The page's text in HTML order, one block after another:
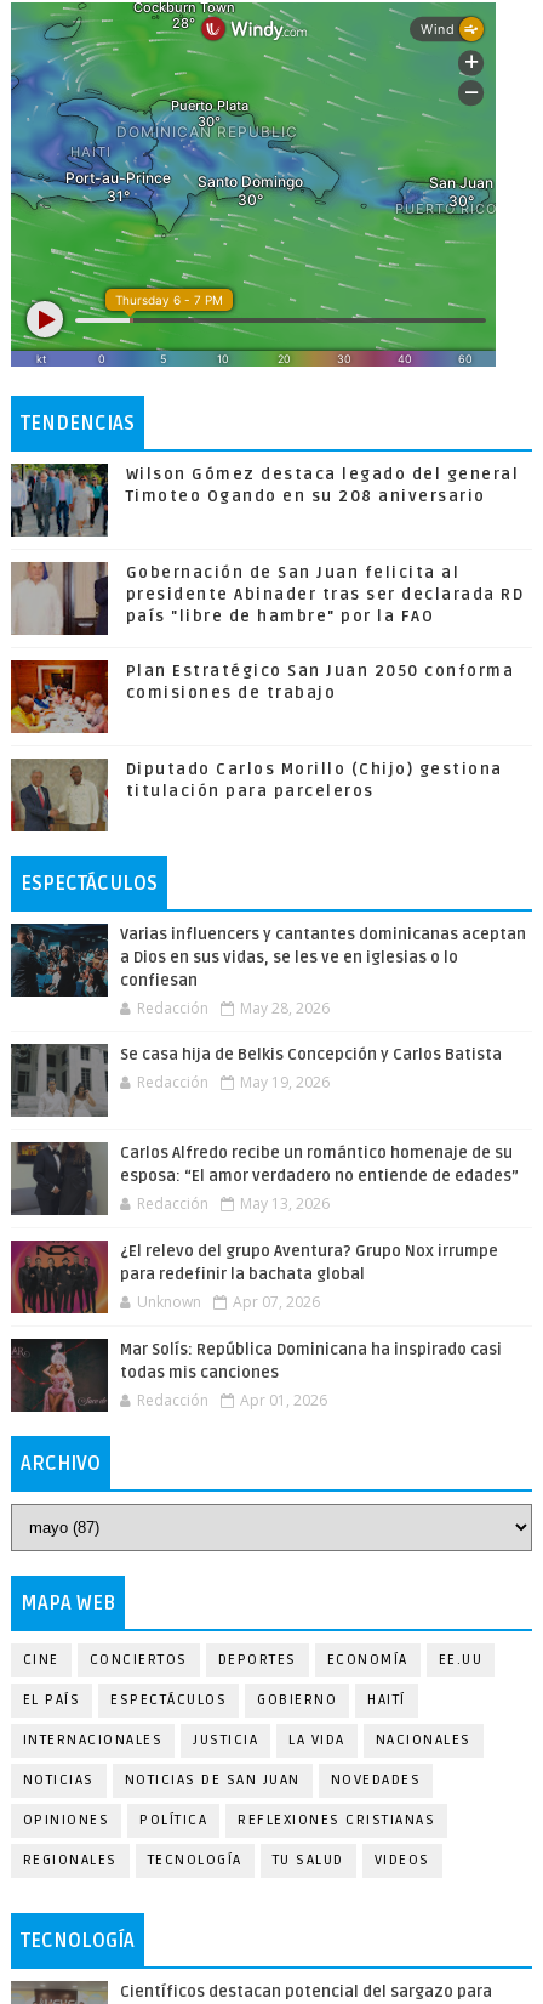
TENDENCIAS
Wilson Gómez destaca legado del general
Timoteo Ogando en su 208 aniversario
Gobernación de San Juan felicita al
presidente Abinader tras ser declarada RD
país "libre de hambre" por la FAO
Plan Estratégico San Juan 2050 conforma
comisiones de trabajo
Diputado Carlos Morillo (Chijo) gestiona
titulación para parceleros
ESPECTÁCULOS
Varias influencers y cantantes dominicanas aceptan
a Dios en sus vidas, se les ve en iglesias o lo
confiesan
Redacción May 28, 2026
Se casa hija de Belkis Concepción y Carlos Batista
Redacción May 19, 2026
Carlos Alfredo recibe un romántico homenaje de su
esposa: “El amor verdadero no entiende de edades”
Redacción May 13, 2026
¿El relevo del grupo Aventura? Grupo Nox irrumpe
para redefinir la bachata global
Unknown Apr 07, 2026
Mar Solís: República Dominicana ha inspirado casi
todas mis canciones
Redacción Apr 01, 2026
ARCHIVO
MAPA WEB
CINE CONCIERTOS DEPORTES ECONOMÍA EE.UU
EL PAÍS ESPECTÁCULOS GOBIERNO HAITÍ
INTERNACIONALES JUSTICIA LA VIDA NACIONALES
NOTICIAS NOTICIAS DE SAN JUAN NOVEDADES
OPINIONES POLÍTICA REFLEXIONES CRISTIANAS
REGIONALES TECNOLOGÍA TU SALUD VIDEOS
TECNOLOGÍA
Científicos destacan potencial del sargazo para